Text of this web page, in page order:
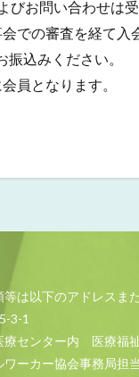
びお問い合わせは
での審査を経て
込みください。
員となります。
は以下のアドレスま
3-1
療センター内 医療福
ーカー協会事務局担